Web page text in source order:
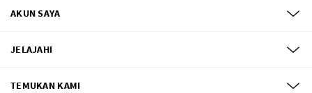
AKUN SAYA
JELAJAHI
TEMUKAN KAMI